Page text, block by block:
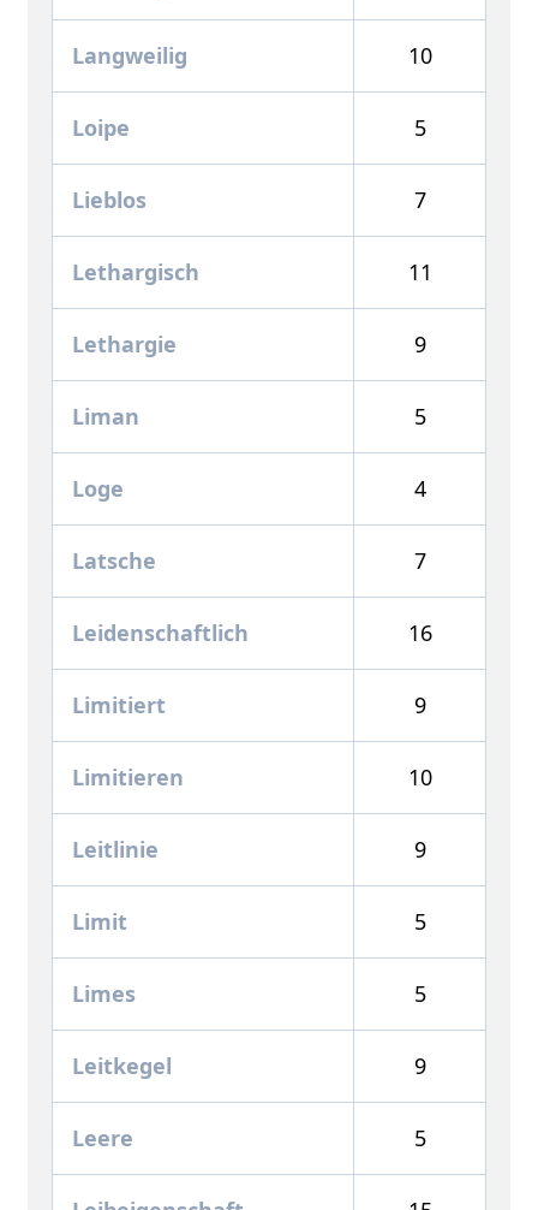
Langweilig 10
Loipe 5
Lieblos 7
Lethargisch 11
Lethargie 9
Liman 5
Loge 4
Latsche 7
Leidenschaftlich 16
Limitiert 9
Limitieren 10
Leitlinie 9
Limit 5
Limes 5
Leitkegel 9
Leere 5